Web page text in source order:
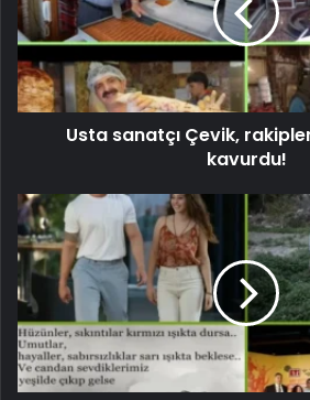
Usta sanatçı Çevik,
kavurdu!